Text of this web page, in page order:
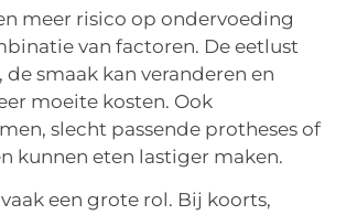
meer risico op ondervoeding
van factoren. De eetlust
de smaak kan veranderen en
moeite kosten. Ook
slecht passende protheses of
kunnen eten lastiger maken.
een grote rol. Bij koorts,